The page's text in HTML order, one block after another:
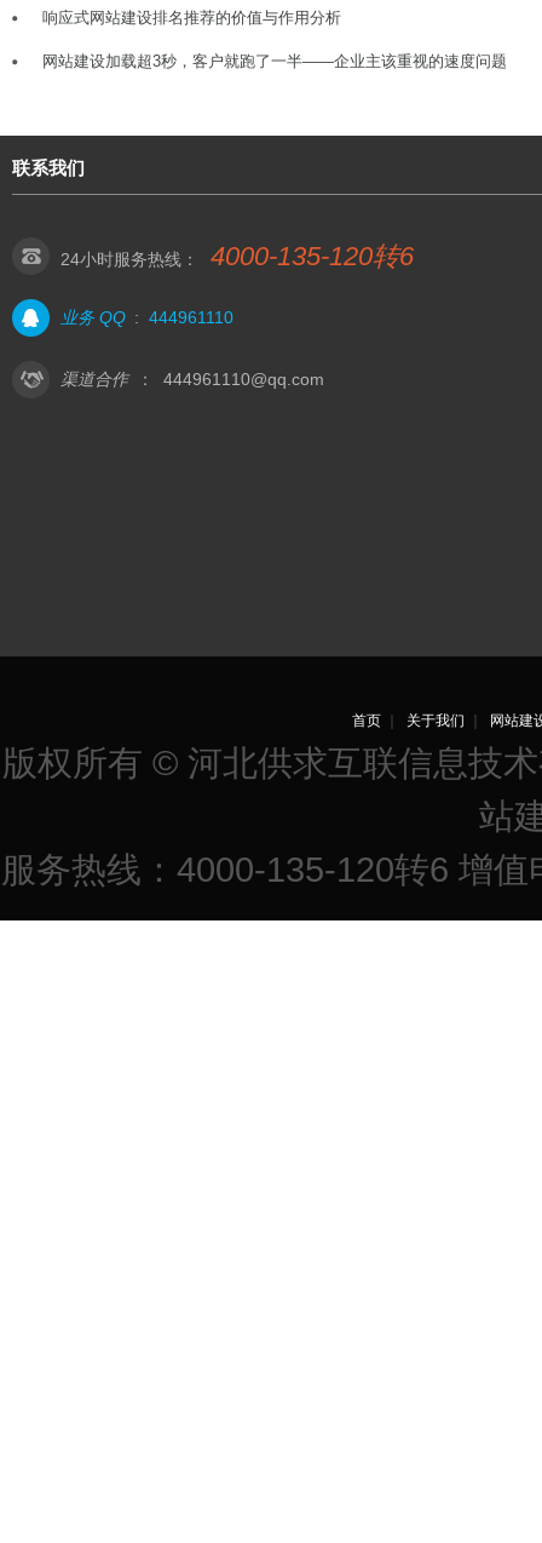
响应式网站建设排名推荐的价值与作用分析
网站建设加载超3秒，客户就跑了一半——企业主该重视的速度问题
联系我们
24小时服务热线： 4000-135-120转6
业务 QQ : 444961110
渠道合作 ： 444961110@qq.com
首页｜ 关于我们 网站建
版权所有 © 河北供求互联信息技
站
服务热线：4000-135-120转6 增